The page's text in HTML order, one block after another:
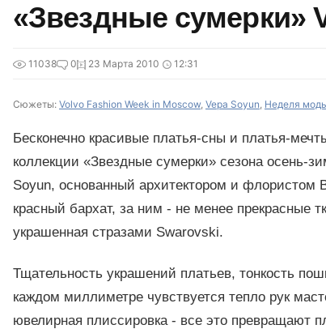
«Звездные сумерки»
11038 0 23 Марта 2010 12:31
Сюжеты: Volvo Fashion Week in Moscow, Vepa Soyun, Неделя
Бесконечно красивые платья-сны и платья-
коллекции «Звездные сумерки» сезона осень-
Soyun, основанный архитектором и
красный бархат, за ним - не менее
украшенная стразами Swarovski.
Тщательность украшений платьев, тонкость
каждом миллиметре чувствуется тепло рук
ювелирная плиссировка - все это превращают